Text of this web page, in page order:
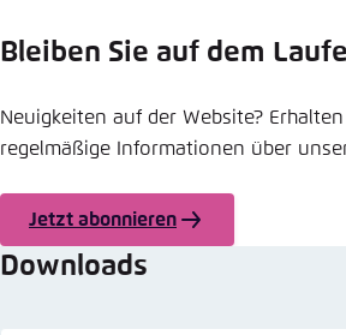
Bleiben Sie auf dem
Neuigkeiten auf der Website? Erhalten
regelmäßige Informationen über
Jetzt abonnieren
Downloads